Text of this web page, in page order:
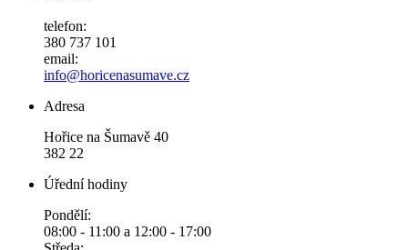
telefon:
380 737 101
email:
info@horicenasumave.cz
Adresa
Hořice na Šumavě 40
382 22
Úřední hodiny
Pondělí:
08:00 - 11:00 a 12:00 - 17:00